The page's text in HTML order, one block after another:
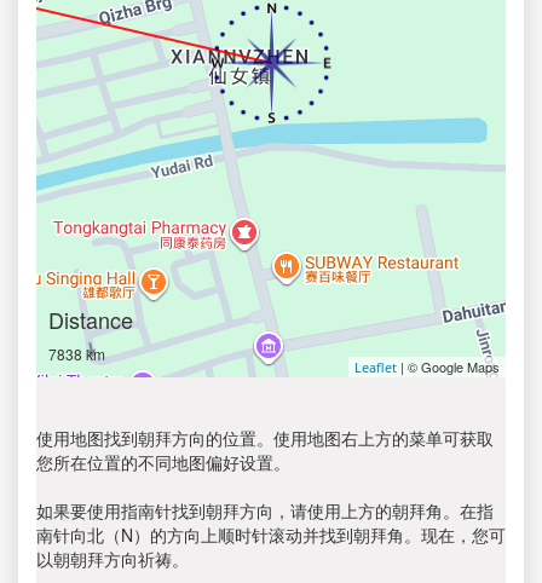
Distance
7838 km
Leaflet | © Google Maps
使用地图找到朝拜方向的位置。使用地图右上方的菜单可获取
您所在位置的不同地图偏好设置。
如果要使用指南针找到朝拜方向，请使用上方的朝拜角。在指
南针向北（N）的方向上顺时针滚动并找到朝拜角。现在，您可
以朝朝拜方向祈祷。